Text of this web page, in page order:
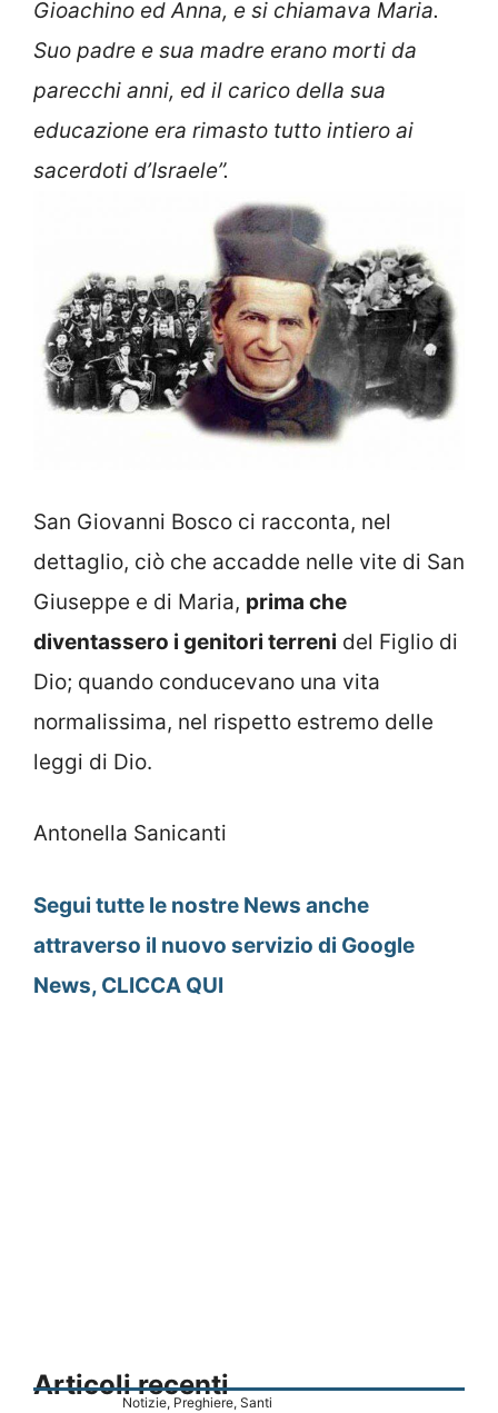
Gioachino ed Anna, e si chiamava Maria.
Suo padre e sua madre erano morti da
parecchi anni, ed il carico della sua
educazione era rimasto tutto intiero ai
sacerdoti d’Israele”.
San Giovanni Bosco ci racconta, nel
dettaglio, ciò che accadde nelle vite di San
Giuseppe e di Maria, prima che
diventassero i genitori terreni del Figlio di
Dio; quando conducevano una vita
normalissima, nel rispetto estremo delle
leggi di Dio.
Antonella Sanicanti
Segui tutte le nostre News anche
attraverso il nuovo servizio di Google
News, CLICCA QUI
Articoli recenti
Notizie, Preghiere, Santi